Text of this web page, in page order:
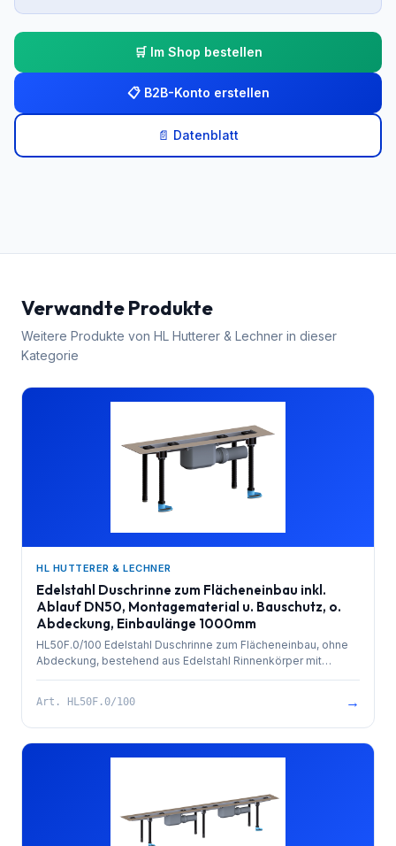
🛒 Im Shop bestellen
📋 B2B-Konto erstellen
📄 Datenblatt
Verwandte Produkte
Weitere Produkte von HL Hutterer & Lechner in dieser
Kategorie
HL HUTTERER & LECHNER
Edelstahl Duschrinne zum Flächeneinbau inkl.
Ablauf DN50, Montagematerial u. Bauschutz, o.
Abdeckung, Einbaulänge 1000mm
HL50F.0/100 Edelstahl Duschrinne zum Flächeneinbau, ohne
Abdeckung, bestehend aus Edelstahl Rinnenkörper mit
besandetem Flansch zur Anbindung an Verbundabdichtungen,
herausziehbarem Geruchsverschluss. Rinnenkörper mit
Selbstreinigungseffekt durch innenliegendes Gefälle.
Ablaufleistung 0,8 l/sek. 4 Stk. höhenverstellbare,
schallentkoppelte Montagefüße und Bauschutz. Einbaulänge
Art. HL50F.0/100 →